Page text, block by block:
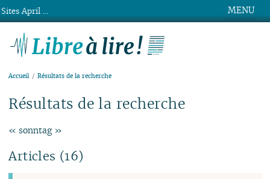
MENU
Accueil Résultats de la recherche
Résultats de la recherche
« sonntag »
Articles (16)
Sites April ...